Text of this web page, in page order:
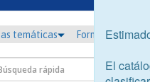
temáticas Formato
El